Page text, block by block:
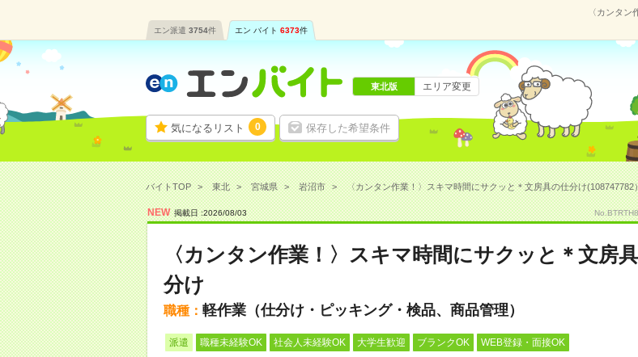
〈カンタ
エン派遣 3754件 エン バイト 6373件
気になるリスト 0 保存した希望条件
東北版 エリア変更
バイトTOP 東北 宮城県 岩沼市 〈カンタン作業！〉スキマ時間にサクッと＊文房具の仕分け(108747782
NEW 掲載日 :2026/08/03
〈カンタン作業！〉スキマ時間にサクッと＊文房
分け
職種： 軽作業（仕分け・ピッキング・検品、商品管理）
派遣 職種未経験OK 社会人未経験OK 大学生歓迎 ブランクOK WEB登録・面接OK